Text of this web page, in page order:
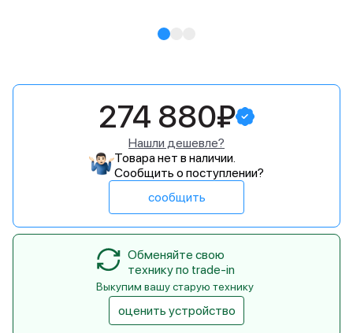
274 880₽
Нашли дешевле?
Товара нет в наличии.
Сообщить о поступлении?
сообщить
Обменяйте свою
технику по trade-in
Выкупим вашу старую технику
оценить устройство